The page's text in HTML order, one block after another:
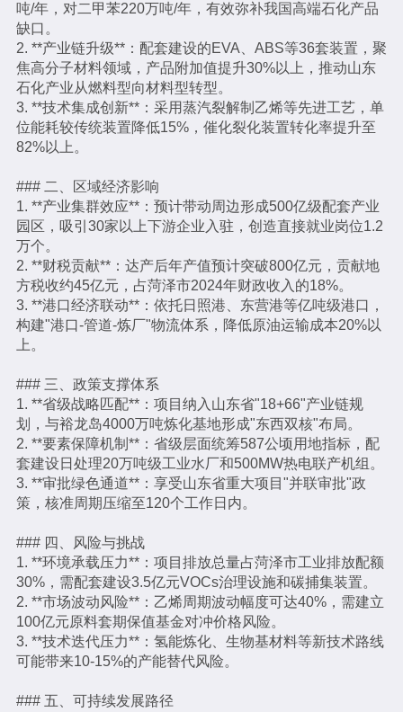
吨/年，对二甲苯220万吨/年，有效弥补我国高端石化产品
缺口。
2. **产业链升级**：配套建设的EVA、ABS等36套装置，聚
焦高分子材料领域，产品附加值提升30%以上，推动山东
石化产业从燃料型向材料型转型。
3. **技术集成创新**：采用蒸汽裂解制乙烯等先进工艺，单
位能耗较传统装置降低15%，催化裂化装置转化率提升至
82%以上。
### 二、区域经济影响
1. **产业集群效应**：预计带动周边形成500亿级配套产业
园区，吸引30家以上下游企业入驻，创造直接就业岗位1.2
万个。
2. **财税贡献**：达产后年产值预计突破800亿元，贡献地
方税收约45亿元，占菏泽市2024年财政收入的18%。
3. **港口经济联动**：依托日照港、东营港等亿吨级港口，
构建"港口-管道-炼厂"物流体系，降低原油运输成本20%以
上。
### 三、政策支撑体系
1. **省级战略匹配**：项目纳入山东省"18+66"产业链规
划，与裕龙岛4000万吨炼化基地形成"东西双核"布局。
2. **要素保障机制**：省级层面统筹587公顷用地指标，配
套建设日处理20万吨级工业水厂和500MW热电联产机组。
3. **审批绿色通道**：享受山东省重大项目"并联审批"政
策，核准周期压缩至120个工作日内。
### 四、风险与挑战
1. **环境承载压力**：项目排放总量占菏泽市工业排放配额
30%，需配套建设3.5亿元VOCs治理设施和碳捕集装置。
2. **市场波动风险**：乙烯周期波动幅度可达40%，需建立
100亿元原料套期保值基金对冲价格风险。
3. **技术迭代压力**：氢能炼化、生物基材料等新技术路线
可能带来10-15%的产能替代风险。
### 五、可持续发展路径